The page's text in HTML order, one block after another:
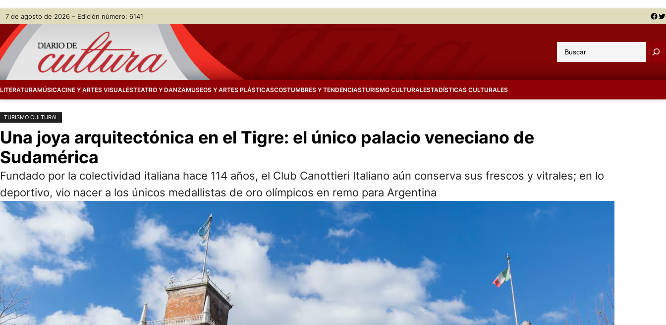
Saltar
contenido
Skip
content
7 de agosto de 2026 – Edición número: 6141 Facebook Twitter
u
a
LITERATURAMÚSICACINE Y ARTES VISUALESTEATRO Y DANZAMUSEOS Y ARTES PLÁSTICASCOSTUMBRES Y TENDENCIASTURISMO CULTURALESTADÍSTICAS CULTURALES
TURISMO CULTURAL
Una joya arquitectónica en el Tigre: el único palacio veneciano de
Sudamérica
Fundado por la colectividad italiana hace 114 años, el Club Canottieri Italiano aún conserva sus frescos y vitrales; en lo
deportivo, vio nacer a los únicos medallistas de oro olímpicos en remo para Argentina